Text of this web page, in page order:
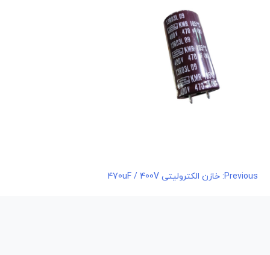
راهبری
Previous: خازن الکترولیتی 470uF / 400V